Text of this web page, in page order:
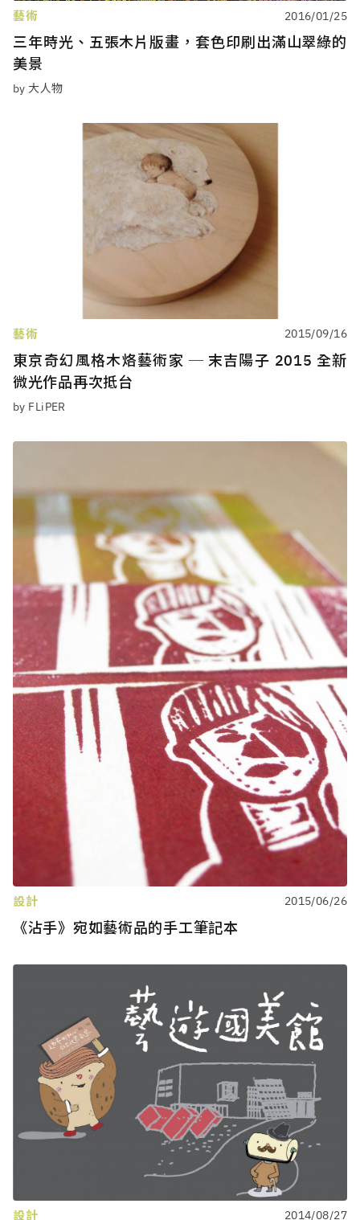
藝術 2016/01/25
三年時光、五張木片版畫，套色印刷出滿山翠綠的
美景
by 大人物
藝術 2015/09/16
東京奇幻風格木烙藝術家 ─ 末吉陽子 2015 全新
微光作品再次抵台
by FLiPER
設計 2015/06/26
《沾手》宛如藝術品的手工筆記本
設計 2014/08/27